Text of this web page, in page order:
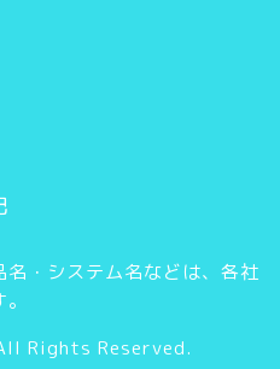
・システム名などは、各社
Rights Reserved.